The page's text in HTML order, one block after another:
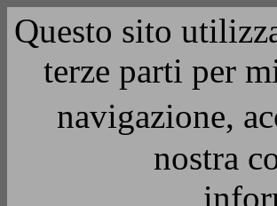
Questo sito
terze parti per
navigazione,
nostra